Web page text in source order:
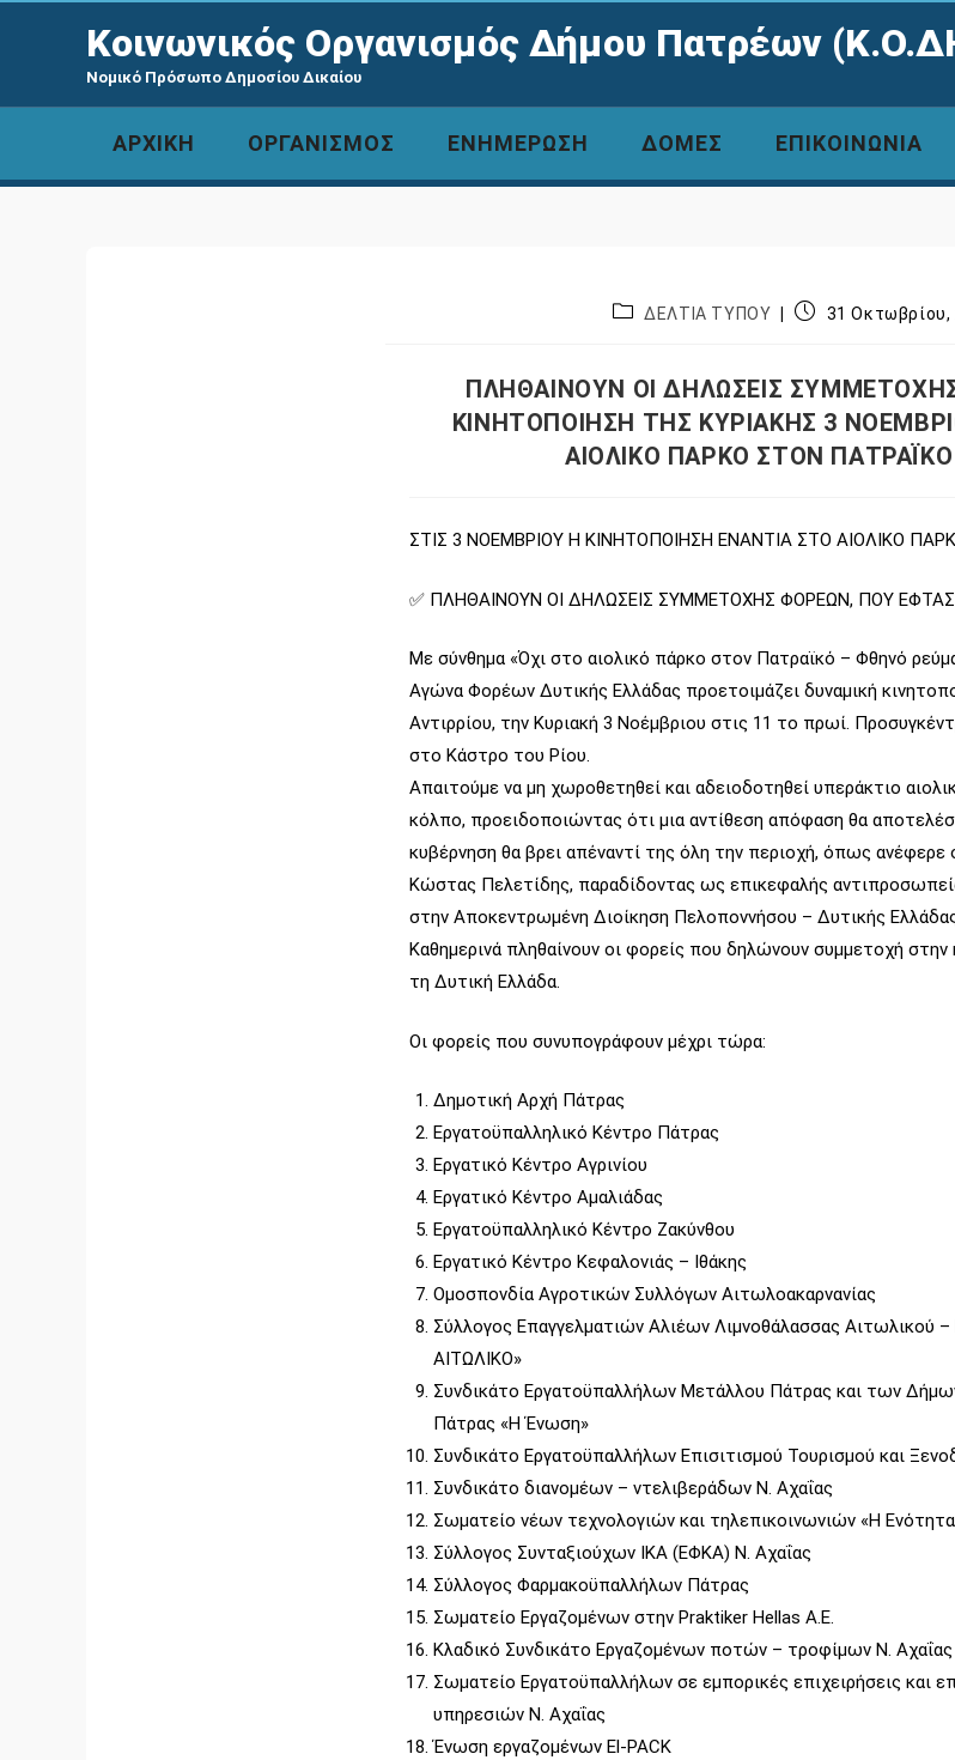
Κοινωνικός Οργανισμός Δήμου Πατρέων
Νομικό Πρόσωπο Δημοσίου Δικαίου
ΑΡΧΙΚΗ ΟΡΓΑΝΙΣΜΟΣ ΕΝΗΜΕΡΩΣΗ ΔΟΜΕΣ ΕΠΙΚΟΙΝΩΝΙΑ
ΔΕΛΤΙΑ ΤΥΠΟΥ 31 Οκτωβρίου,
ΠΛΗΘΑΙΝΟΥΝ ΟΙ ΔΗΛΩΣΕΙΣ
ΚΙΝΗΤΟΠΟΙΗΣΗ ΤΗΣ ΚΥΡΙΑΚΗΣ 3
ΑΙΟΛΙΚΟ ΠΑΡΚΟ ΣΤΟΝ
ΣΤΙΣ 3 ΝΟΕΜΒΡΙΟΥ Η ΚΙΝΗΤΟΠΟΙΗΣΗ ΕΝΑΝΤΙΑ ΣΤΟ ΑΙΟΛΙΚΟ
✅ ΠΛΗΘΑΙΝΟΥΝ ΟΙ ΔΗΛΩΣΕΙΣ ΣΥΜΜΕΤΟΧΗΣ ΦΟΡΕΩΝ, ΠΟΥ
Με σύνθημα «Όχι στο αιολικό πάρκο στον Πατραϊκό – Φθηνό
Αγώνα Φορέων Δυτικής Ελλάδας προετοιμάζει δυναμική
Αντιρρίου, την Κυριακή 3 Νοέμβριου στις 11 το πρωί.
στο Κάστρο του Ρίου.
Απαιτούμε να μη χωροθετηθεί και αδειοδοτηθεί υπεράκτιο
κόλπο, προειδοποιώντας ότι μια αντίθεση απόφαση θα
κυβέρνηση θα βρει απέναντί της όλη την περιοχή, όπως
Κώστας Πελετίδης, παραδίδοντας ως επικεφαλής
στην Αποκεντρωμένη Διοίκηση Πελοποννήσου – Δυτικής Ελλάδας
Καθημερινά πληθαίνουν οι φορείς που δηλώνουν συμμετοχή
τη Δυτική Ελλάδα.
Οι φορείς που συνυπογράφουν μέχρι τώρα:
Δημοτική Αρχή Πάτρας
Εργατοϋπαλληλικό Κέντρο Πάτρας
Εργατικό Κέντρο Αγρινίου
Εργατικό Κέντρο Αμαλιάδας
Εργατοϋπαλληλικό Κέντρο Ζακύνθου
Εργατικό Κέντρο Κεφαλονιάς – Ιθάκης
Ομοσπονδία Αγροτικών Συλλόγων Αιτωλοακαρνανίας
Σύλλογος Επαγγελματιών Αλιέων Λιμνοθάλασσας Αιτωλικού
ΑΙΤΩΛΙΚΟ»
Συνδικάτο Εργατοϋπαλλήλων Μετάλλου Πάτρας και των
Πάτρας «Η Ένωση»
Συνδικάτο Εργατοϋπαλλήλων Επισιτισμού Τουρισμού και
Συνδικάτο διανομέων – ντελιβεράδων Ν. Αχαΐας
Σωματείο νέων τεχνολογιών και τηλεπικοινωνιών «Η
Σύλλογος Συνταξιούχων ΙΚΑ (ΕΦΚΑ) Ν. Αχαΐας
Σύλλογος Φαρμακοϋπαλλήλων Πάτρας
Σωματείο Εργαζομένων στην Praktiker Hellas A.E.
Κλαδικό Συνδικάτο Εργαζομένων ποτών – τροφίμων Ν. Αχαΐας
Σωματείο Εργατοϋπαλλήλων σε εμπορικές επιχειρήσεις και
υπηρεσιών Ν. Αχαΐας
Ένωση εργαζομένων El-PACK